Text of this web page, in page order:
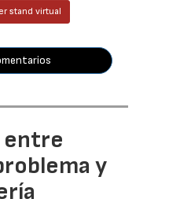
stand virtual
entre
y